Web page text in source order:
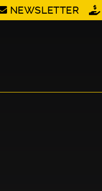
NEWSLETTER